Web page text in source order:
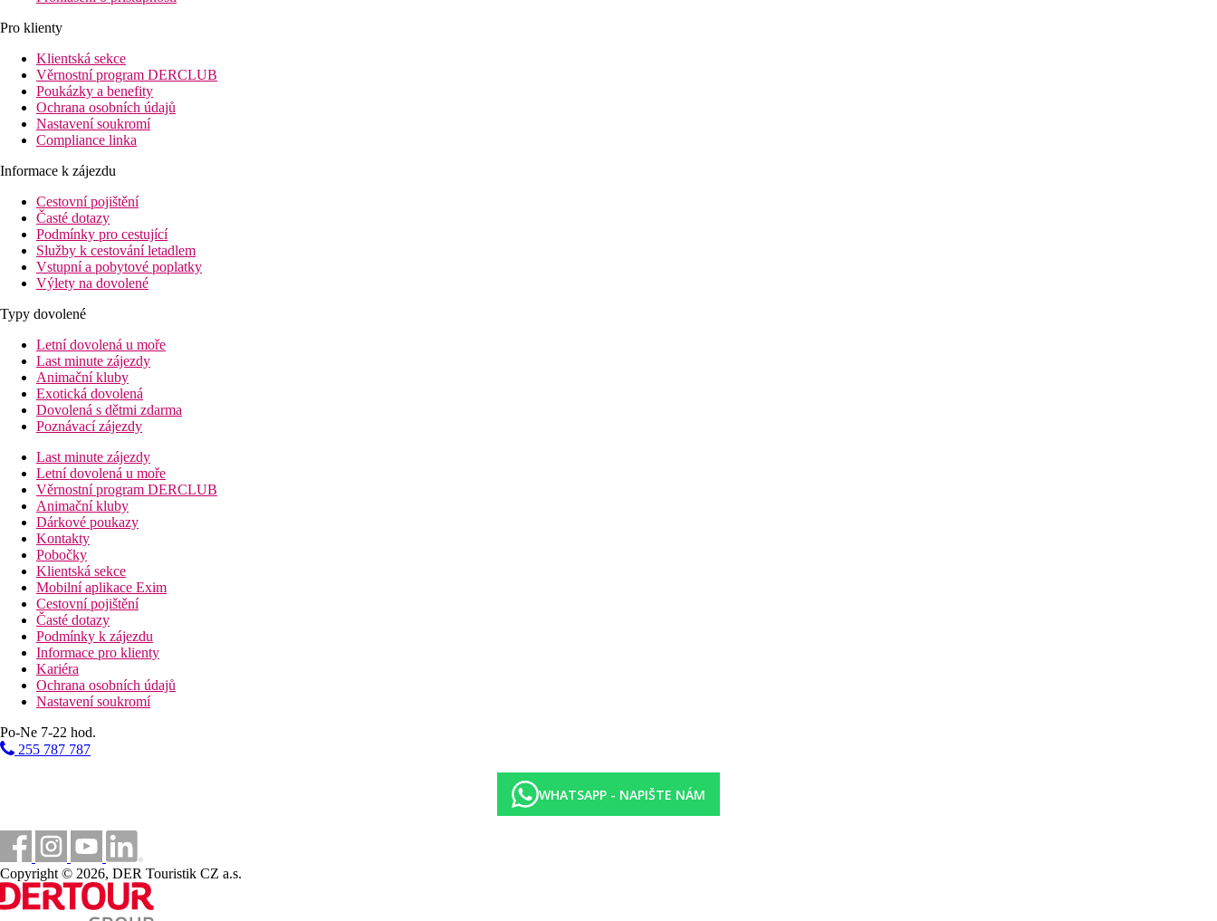
Pro klienty
Klientská sekce
Věrnostní program DERCLUB
Poukázky a benefity
Ochrana osobních údajů
Nastavení soukromí
Compliance linka
Informace k zájezdu
Cestovní pojištění
Časté dotazy
Podmínky pro cestující
Služby k cestování letadlem
Vstupní a pobytové poplatky
Výlety na dovolené
Typy dovolené
Letní dovolená u moře
Last minute zájezdy
Animační kluby
Exotická dovolená
Dovolená s dětmi zdarma
Poznávací zájezdy
Last minute zájezdy
Letní dovolená u moře
Věrnostní program DERCLUB
Animační kluby
Dárkové poukazy
Kontakty
Pobočky
Klientská sekce
Mobilní aplikace Exim
Cestovní pojištění
Časté dotazy
Podmínky k zájezdu
Informace pro klienty
Kariéra
Ochrana osobních údajů
Nastavení soukromí
Po-Ne 7-22 hod.
255 787 787
WHATSAPP - NAPIŠTE NÁM
Copyright © 2026, DER Touristik CZ a.s.